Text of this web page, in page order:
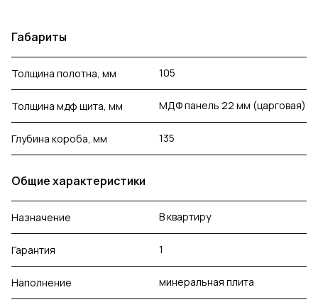
Габариты
Толщина полотна, мм 105
Толщина мдф щита, мм МДФ панель 22 мм (царговая)
Глубина короба, мм 135
Общие характеристики
Назначение В квартиру
Гарантия 1
Наполнение минеральная плита